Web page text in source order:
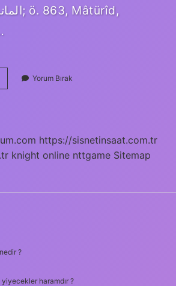
Yorum Bırak
https://sisnetinsaat.com.tr
knight online nttgame Sitemap
?
yiyecekler haramdır ?